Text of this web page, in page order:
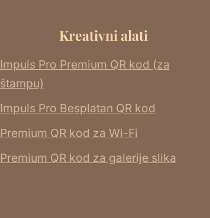
Kreativni alati
Impuls Pro Premium QR kod (za
štampu)
Impuls Pro Besplatan QR kod
Premium QR kod za Wi-Fi
Premium QR kod za galerije slika